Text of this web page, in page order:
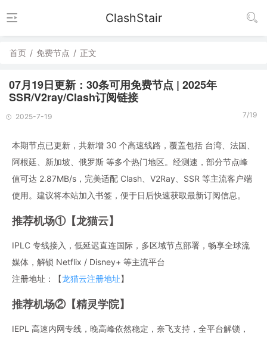
ClashStair
首页 / 免费节点 / 正文
07月19日更新：30条可用免费节点 | 2025年
SSR/V2ray/Clash订阅链接
2025-7-19 7/19
本期节点已更新，共新增 30 个高速线路，覆盖包括 台湾、法国、
阿根廷、新加坡、俄罗斯 等多个热门地区。经测速，部分节点峰
值可达 2.87MB/s，完美适配 Clash、V2Ray、SSR 等主流客户端
使用。建议将本站加入书签，便于日后快速获取最新订阅信息。
推荐机场①【龙猫云】
IPLC 专线接入，低延迟直连国际，多区域节点部署，畅享全球流
媒体，解锁 Netflix / Disney+ 等主流平台
注册地址：【龙猫云注册地址】
推荐机场②【精灵学院】
IEPL 高速内网专线，晚高峰依然稳定，奈飞支持，全平台解锁，